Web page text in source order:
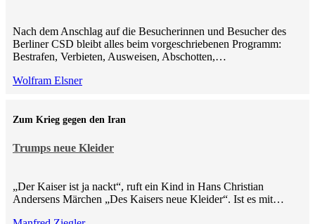
Nach dem Anschlag auf die Besucherinnen und Besucher des
Berliner CSD bleibt alles beim vorgeschriebenen Programm:
Bestrafen, Verbieten, Ausweisen, Abschotten,…
Wolfram Elsner
Trumps neue Kleider
Zum Krieg gegen den Iran
„Der Kaiser ist ja nackt“, ruft ein Kind in Hans Christian
Andersens Märchen „Des Kaisers neue Kleider“. Ist es mit…